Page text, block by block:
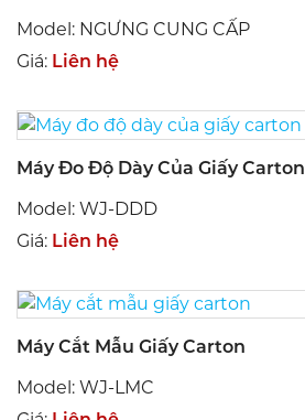
Model: NGƯNG CUNG CẤP
Giá: Liên hệ
Máy Đo Độ Dày Của Giấy Carton
Model: WJ-DDD
Giá: Liên hệ
Máy Cắt Mẫu Giấy Carton
Model: WJ-LMC